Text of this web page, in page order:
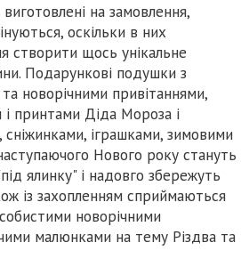
на замовлення,
оскільки в них
створити щось унікальне
Подарункові подушки з
новорічними привітаннями,
принтами Діда Мороза і
сніжинками, іграшками, зимовими
Нового року стануть
ялинку" і надовго збережуть
із захопленням сприймаються
новорічними
малюнками на тему Різдва та